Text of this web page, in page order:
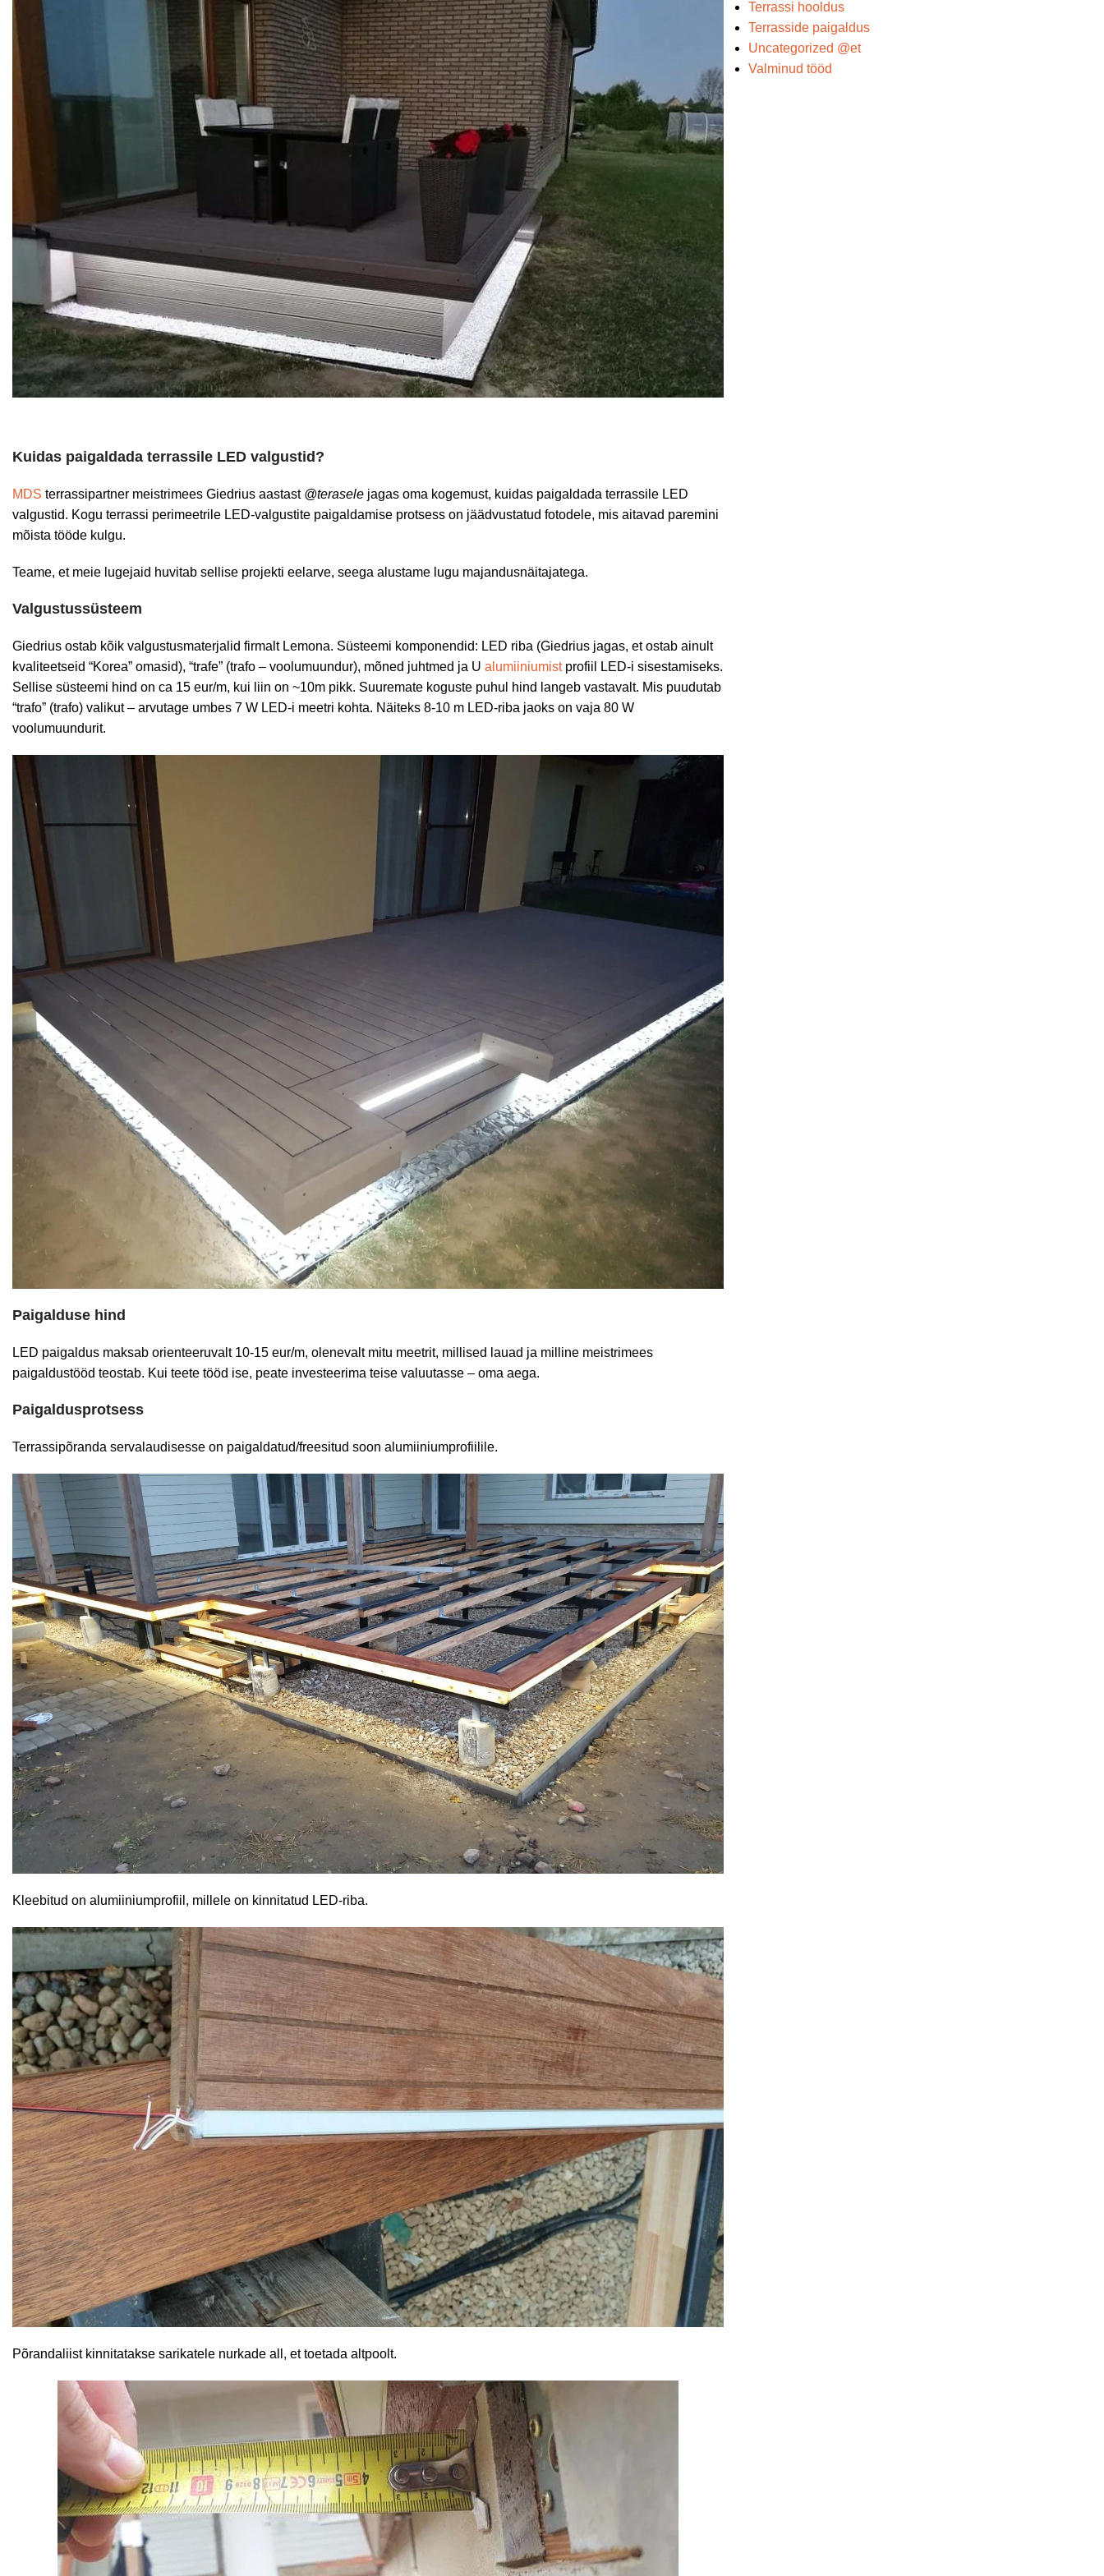
Kuidas paigaldada terrassile LED valgustid?
MDS terrassipartner meistrimees Giedrius aastast@terasele jagas oma kogemust, kuidas paigaldada terrassile LED
valgustid. Kogu terrassi perimeetrile LED-valgustite paigaldamise protsess on jäädvustatud fotodele, mis aitavad paremini
mõista tööde kulgu.
Teame, et meie lugejaid huvitab sellise projekti eelarve, seega alustame lugu majandusnäitajatega.
Valgustussüsteem
Giedrius ostab kõik valgustusmaterjalid firmalt Lemona. Süsteemi komponendid: LED riba (Giedrius jagas, et ostab ainult
kvaliteetseid “Korea” omasid), “trafe” (trafo – voolumuundur), mõned juhtmed ja U alumiiniumistprofiil LED-i sisestamiseks.
Sellise süsteemi hind on ca 15 eur/m, kui liin on ~10m pikk. Suuremate koguste puhul hind langeb vastavalt. Mis puudutab
“trafo” (trafo) valikut – arvutage umbes 7 W LED-i meetri kohta. Näiteks 8-10 m LED-riba jaoks on vaja 80 W
voolumuundurit.
Paigalduse hind
LED paigaldus maksab orienteeruvalt 10-15 eur/m, olenevalt mitu meetrit, millised lauad ja milline meistrimees
paigaldustööd teostab. Kui teete tööd ise, peate investeerima teise valuutasse – oma aega.
Paigaldusprotsess
Terrassipõranda servalaudisesse on paigaldatud/freesitud soon alumiiniumprofiilile.
Kleebitud on alumiiniumprofiil, millele on kinnitatud LED-riba.
Põrandaliist kinnitatakse sarikatele nurkade all, et toetada altpoolt.
Terrassi hooldus
Terrasside paigaldus
Uncategorized @et
Valminud tööd